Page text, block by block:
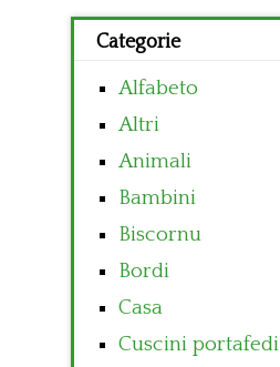
Categorie
Alfabeto
Altri
Animali
Bambini
Biscornu
Bordi
Casa
Cuscini portafedi